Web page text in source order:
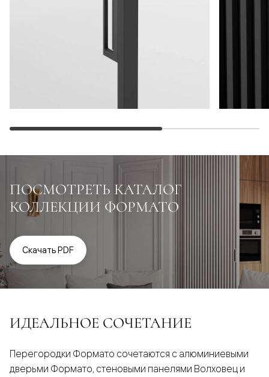
ПОСМОТРЕТЬ КАТАЛОГ
КОЛЛЕКЦИИ ФОРМАТО
Скачать PDF
ИДЕАЛЬНОЕ СОЧЕТАНИЕ
Перегородки Формато сочетаются с алюминиевыми
дверьми Формато, стеновыми панелями Волховец и